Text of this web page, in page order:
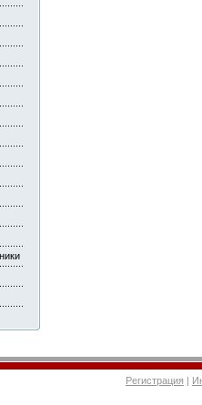
Регистрация |